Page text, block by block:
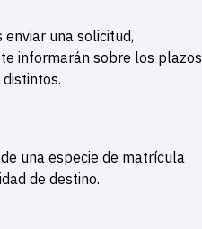
una solicitud,
informarán sobre los plazos
una especie de matrícula
de destino.